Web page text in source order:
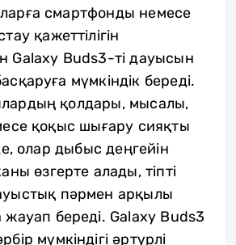
смартфонды немесе
қажеттілігін
Galaxy Buds3-ті дауысын
мүмкіндік береді.
қолдары, мысалы,
қоқыс шығару сияқты
олар дыбыс деңгейін
өзгерте алады, тіпті
пәрмен арқылы
жауап береді. Galaxy Buds3
мүмкіндігі әртүрлі